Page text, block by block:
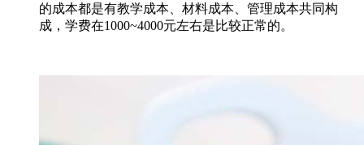
的成本都是有教学成本、材料成本、管理成本共同构
成，学费在1000~4000元左右是比较正常的。